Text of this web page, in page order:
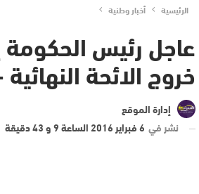
الرئيسية أخبار وطنية
عاجل رئيس
خروج الائحة النهائية
إدارة الموقع
نشر في 6 فبراير 2016 الساعة 9 و 43 دقيقة